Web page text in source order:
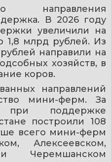
направления
В 2026 году
увеличили на
млрд рублей. Из
направили на
хозяйств, в
коров.
направлений
мини-ферм. За
при поддержке
построили 108
всего мини-ферм
Алексеевском,
Черемшанском